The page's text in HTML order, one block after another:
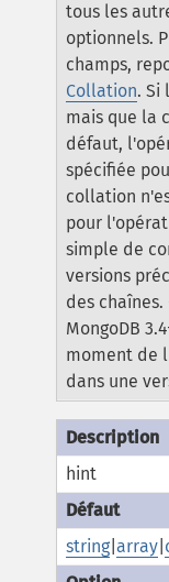
tous les
optionnels.
champs,
Collation.Si
mais que la
défaut,
spécifiée
collation
pour
simple de
versions
des chaînes.
MongoDB
moment de
dans une
hint
string |array